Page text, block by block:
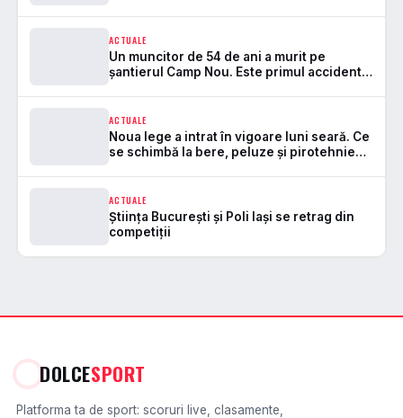
ACTUALE
Un muncitor de 54 de ani a murit pe
șantierul Camp Nou. Este primul accident
ACTUALE
Noua lege a intrat în vigoare luni seară. Ce
se schimbă la bere, peluze și pirotehnie
ACTUALE
Știința București și Poli Iași se retrag din
competiții
DOLCESPORT
Platforma ta de sport: scoruri live, clasamente,